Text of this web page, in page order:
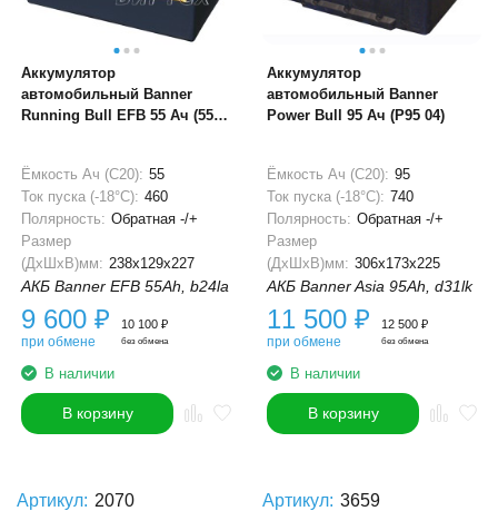
Аккумулятор
автомобильный Banner
Running Bull EFB 55 Ач (555
Ёмкость Ач (С20): 55
Ток пуска (-18°С): 460
Полярность: Обратная -/+
Размер
(ДхШхВ)мм: 238x129x227
АКБ Banner EFB 55Ah, b24la
9 600 ₽
при обмене
10 100 ₽
без обмена
В наличии
В корзину
Аккумулятор
автомобильный Banner
Power Bull 95 Ач (P95 04)
Ёмкость Ач (С20): 95
Ток пуска (-18°С): 740
Полярность: Обратная -/+
Размер
(ДхШхВ)мм: 306x173x225
АКБ Banner Asia 95Ah, d31lk
11 500 ₽
при обмене
12 500 ₽
без обмена
В наличии
В корзину
Артикул: 2070 Артикул: 3659